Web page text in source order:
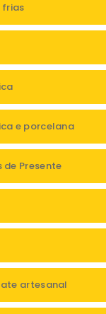
frias
e porcelana
de Presente
artesanal